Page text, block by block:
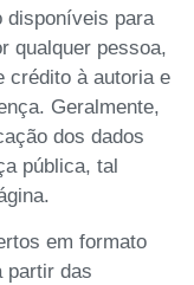
disponíveis para
qualquer pessoa,
crédito à autoria e
Geralmente,
dos dados
pública, tal
em formato
partir das